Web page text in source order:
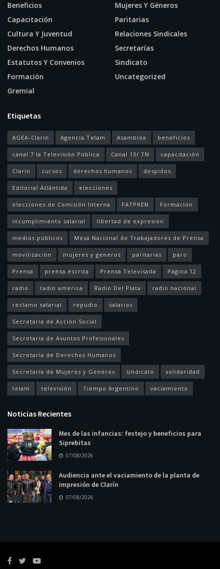
Beneficios
Capacitación
Cultura Y Juventud
Derechos Humanos
Estatutos Y Convenios
Formación
Gremial
Mujeres Y Géneros
Paritarias
Relaciones Sindicales
Secretarías
Sindicato
Uncategorized
Etiquetas
AGEA-Clarín Agencia Telam Asamblea beneficios
canal 7 la Televisión Pública Canal 13/ TN capacitación
Clarin cursos derechos humanos despidos
Editorial Atlántida elecciones
elecciones de Comisión Interna FATPREN Formación
incumplimiento salarial libertad de expresión
medios públicos Mesa Nacional de Trabajadores de Prensa
movilización mujeres y generos paritarias paro
Prensa prensa escrita Prensa Televisada Página 12
radio radio america Radio Del Plata radio nacional
reclamo salarial repudio salarios
Secretaría de Acción Social
Secretaría de Asuntos Profesionales
Secretaría de Derechos Humanos
Secretaría de Mujeres y Generos sindicato solidaridad
telam televisión Tiempo Argentino vaciamiento
Noticias Recientes
Mes de las infancias: festejo y beneficios para
Siprebitas
07/08/2026
Audiencia ante el vaciamiento de la planta de
impresión de Clarín
07/08/2026